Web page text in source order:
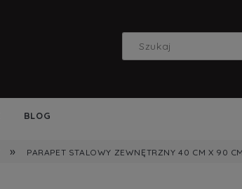
BLOG
» PARAPET STALOWY ZEWNĘTRZNY 40 CM X 90